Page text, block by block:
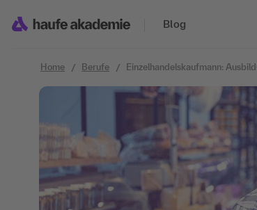
Blog
Home Berufe Einzelhandelskaufmann: